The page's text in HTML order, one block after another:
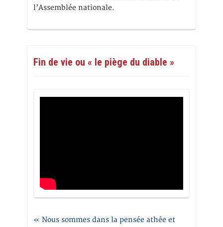
l’Assemblée nationale.
Fin de vie ou « le piège du diable »
« Nous sommes dans la pensée athée et